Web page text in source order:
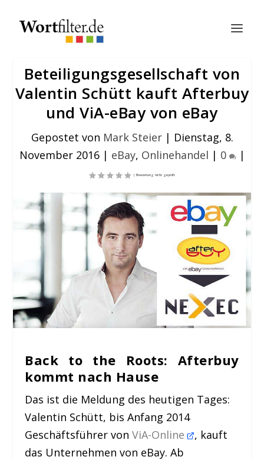
Beteiligungsgesellschaft von
Valentin Schütt kauft Afterbuy
und ViA-eBay von eBay
Gepostet von Mark Steier| Dienstag, 8.
November 2016| eBay, Onlinehandel | 0 |
Back to the Roots: Afterbuy
kommt nach Hause
Das ist die Meldung des heutigen Tages:
Valentin Schütt, bis Anfang 2014
Geschäftsführer vonViA-Online , kauft
das Unternehmen von eBay. Ab